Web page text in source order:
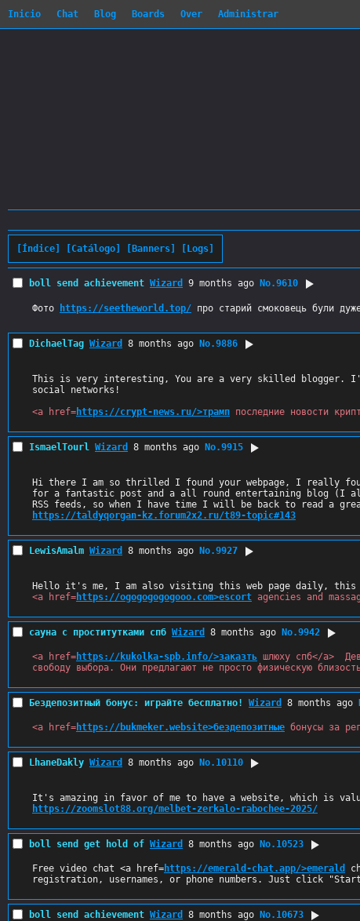
Inicio Chat Blog Boards Over Administrar
[Índice] [Catálogo] [Banners] [Logs]
boll send achievement Wizard 9 months ago No.9610
Фото https://seetheworld.top/ про старий смоковець були
DichaelTag Wizard 8 months ago No.9886
This is very interesting, You are a very skilled blogger.
social networks!
<a href=https://crypt-news.ru/>трамп последние новости
IsmaelTourl Wizard 8 months ago No.9915
Hi there I am so thrilled I found your webpage, I really
for a fantastic post and a all round entertaining blog (I
https://taldyqorgan-kz.forum2x2.ru/t89-topic#143
LewisAmalm Wizard 8 months ago No.9927
<a href=https://ogogogogogooo.com>escort agencies and
сауна с проститутками спб Wizard 8 months ago No.9942
<a href=https://kukolka-spb.info/>заказть шлюху спб</a>
свободу выбора. Они предлагают не просто физическую
Бездепозитный бонус: играйте бесплатно! Wizard 8 months ago
<a href=https://bukmeker.website>бездепозитные бонусы за
LhaneDakly Wizard 8 months ago No. 10110
https://zoomslot88.org/melbet-zerkalo-rabochee-2025/
boll send get hold of Wizard 8 months ago No. 10523
Free video chat <a href=https://emerald-chat.app/>emerald
registration, usernames, or phone numbers. Just click
boll send achievement Wizard 8 months ago No. 10673